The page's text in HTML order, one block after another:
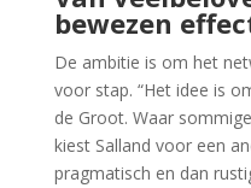
bewezen
De ambitie is om het
voor stap. “Het idee is
de Groot. Waar
kiest Salland voor een
pragmatisch en dan